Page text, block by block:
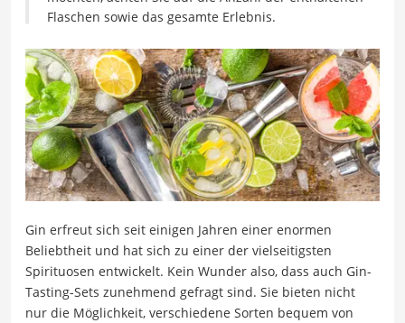
Flaschen sowie das gesamte Erlebnis.
Gin erfreut sich seit einigen Jahren einer enormen
Beliebtheit und hat sich zu einer der vielseitigsten
Spirituosen entwickelt. Kein Wunder also, dass auch Gin-
Tasting-Sets zunehmend gefragt sind. Sie bieten nicht
nur die Möglichkeit, verschiedene Sorten bequem von